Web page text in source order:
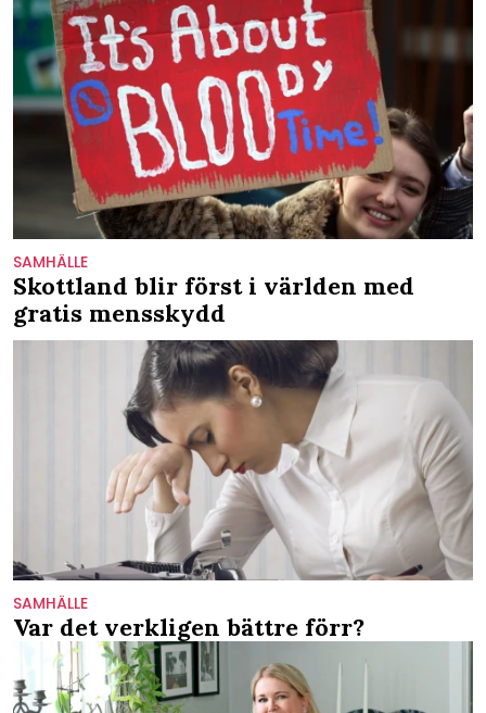
SAMHÄLLE
Skottland blir först i världen med
gratis mensskydd
SAMHÄLLE
Var det verkligen bättre förr?